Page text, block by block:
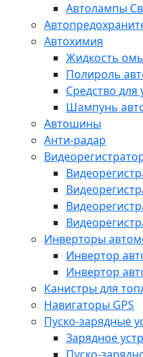
Автолампы
Автохимия
Жидкость
Полироль
Средство для
Шампунь
Автошины
Анти-радар
Инверторы
Инвертор
Инвертор
Канистры для
Навигаторы GPS
Пуско-зарядные
Зарядное